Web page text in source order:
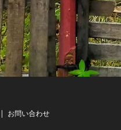
お問い合わせ